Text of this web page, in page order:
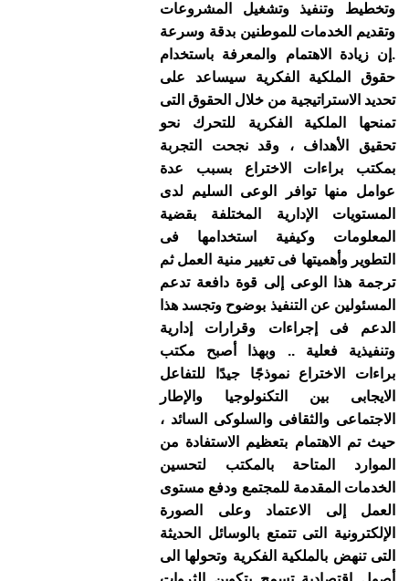
وتخطيط وتنفيذ وتشغيل المشروعات
وتقديم الخدمات للموطنين بدقة وسرعة
.إن زيادة الاهتمام والمعرفة باستخدام
حقوق الملكية الفكرية سيساعد على
تحديد الاستراتيجية من خلال الحقوق التى
تمنحها الملكية الفكرية للتحرك نحو
تحقيق الأهداف ، وقد نجحت التجربة
بمكتب براءات الاختراع بسبب عدة
عوامل منها توافر الوعى السليم لدى
المستويات الإدارية المختلفة بقضية
المعلومات وكيفية استخدامها فى
التطوير وأهميتها فى تغيير منية العمل ثم
ترجمة هذا الوعى إلى قوة دافعة تدعم
المسئولين عن التنفيذ بوضوح وتجسد هذا
الدعم فى إجراءات وقرارات إدارية
وتنفيذية فعلية .. وبهذا أصبح مكتب
براءات الاختراع نموذجًا جيدًا للتفاعل
الايجابى بين التكنولوجيا والإطار
الاجتماعى والثقافى والسلوكى السائد ،
حيث تم الاهتمام بتعظيم الاستفادة من
الموارد المتاحة بالمكتب لتحسين
الخدمات المقدمة للمجتمع ودفع مستوى
العمل إلى الاعتماد وعلى الصورة
الإلكترونية التى تتمتع بالوسائل الحديثة
التى تنهض بالملكية الفكرية وتحولها الى